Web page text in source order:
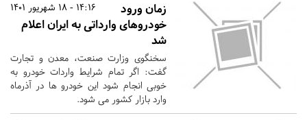
14:16 - 18 شهریور 1401
زمان ورود
خودروهای وارداتی به ایران اعلام
شد
سخنگوی وزارت صنعت، معدن و تجارت
گفت: اگر تمام شرایط واردات خودرو به
خوبی انجام شود این خودرو ها در آذرماه
وارد بازار کشور می شود.